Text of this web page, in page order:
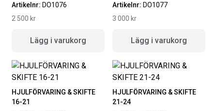
Artikelnr: DO1076
2 500 kr
Lägg i varukorg
Artikelnr: DO1077
3 000 kr
Lägg i varukorg
HJULFÖRVARING & SKIFTE
16-21
HJULFÖRVARING & SKIFTE
21-24